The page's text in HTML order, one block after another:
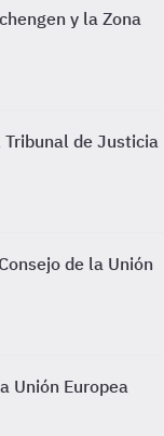
y la Zona
de Justicia
de la Unión
Unión Europea